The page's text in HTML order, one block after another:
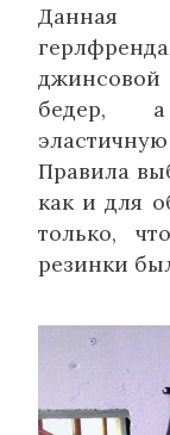
Данная
джинсовой
бедер, а
Правила
как и для
только,
резинки